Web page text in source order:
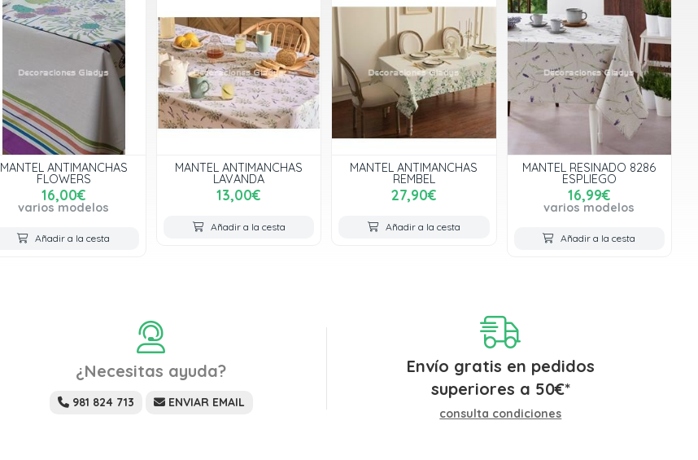
MANTEL ANTIMANCHAS
FLOWERS
16,00€
varios modelos
Añadir a la cesta
MANTEL ANTIMANCHAS
LAVANDA
13,00€
Añadir a la cesta
MANTEL ANTIMANCHAS
REMBEL
27,90€
Añadir a la cesta
MANTEL RESINADO 8286
ESPLIEGO
16,99€
varios modelos
Añadir a la cesta
¿Necesitas ayuda?
981 824 713 ENVIAR EMAIL
Envío gratis en pedidos
superiores a 50€*
consulta condiciones